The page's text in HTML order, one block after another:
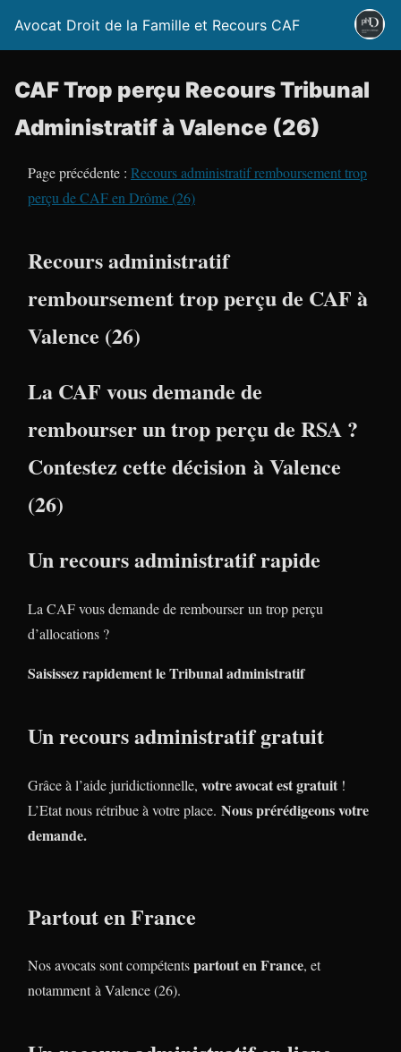
Avocat Droit de la Famille et Recours CAF
CAF Trop perçu Recours Tribunal
Administratif à Valence (26)
Page précédente : Recours administratif remboursement trop
perçu de CAF en Drôme (26)
Recours administratif
remboursement trop perçu de CAF à
Valence (26)
La CAF vous demande de
rembourser un trop perçu de RSA ?
Contestez cette décision à Valence
(26)
Un recours administratif rapide
La CAF vous demande de rembourser un trop perçu
d’allocations ?
Saisissez rapidement le Tribunal administratif
Un recours administratif gratuit
Grâce à l’aide juridictionnelle, votre avocat est gratuit !
L’Etat nous rétribue à votre place. Nous prérédigeons votre
demande.
Partout en France
Nos avocats sont compétentspartout en France, et
notamment à Valence (26).